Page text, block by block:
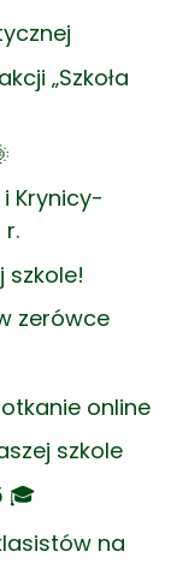
„Szkoła
Krynicy-
szkole!
zerówce
online
szkole
🎓
na